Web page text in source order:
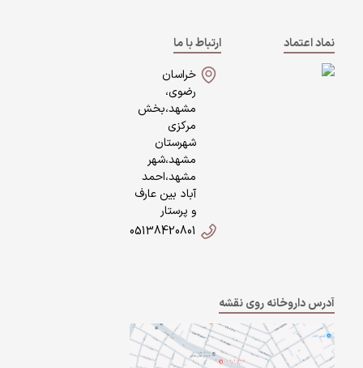
نماد اعتماد
ارتباط با ما
خراسان
رضوی،
مشهد،بخش
مرکزی
شهرستان
مشهد،شهر
مشهد،احمد
آباد بین عارف
و پرستار
05138420801
آدرس داروخانه روی نقشه